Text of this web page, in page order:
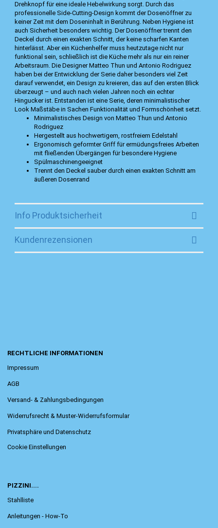
Drehknopf für eine ideale Hebelwirkung sorgt. Durch das
professionelle Side-Cutting-Design kommt der Dosenöffner zu
keiner Zeit mit dem Doseninhalt in Berührung. Neben Hygiene ist
auch Sicherheit besonders wichtig. Der Dosenöffner trennt den
Deckel durch einen exakten Schnitt, der keine scharfen Kanten
hinterlässt. Aber ein Küchenhelfer muss heutzutage nicht nur
funktional sein, schließlich ist die Küche mehr als nur ein reiner
Arbeitsraum. Die Designer Matteo Thun und Antonio Rodriguez
haben bei der Entwicklung der Serie daher besonders viel Zeit
darauf verwendet, ein Design zu kreieren, das auf den ersten Blick
überzeugt – und auch nach vielen Jahren noch ein echter
Hingucker ist. Entstanden ist eine Serie, deren minimalistischer
Look Maßstäbe in Sachen Funktionalität und Formschönheit setzt.
Minimalistisches Design von Matteo Thun und Antonio
Rodriguez
Hergestellt aus hochwertigem, rostfreiem Edelstahl
Ergonomisch geformter Griff für ermüdungsfreies Arbeiten
mit fließenden Übergängen für besondere Hygiene
Spülmaschinengeeignet
Trennt den Deckel sauber durch einen exakten Schnitt am
äußeren Dosenrand
Info Produktsicherheit
Kundenrezensionen
RECHTLICHE INFORMATIONEN
Impressum
AGB
Versand- & Zahlungsbedingungen
Widerrufsrecht & Muster-Widerrufsformular
Privatsphäre und Datenschutz
Cookie Einstellungen
PIZZINI....
Stahlliste
Anleitungen - How-To